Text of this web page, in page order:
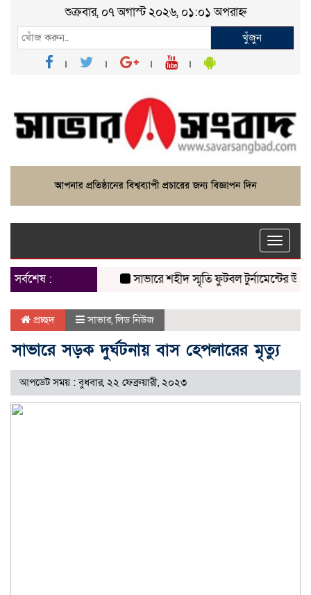
শুক্রবার, ০৭ অগাস্ট ২০২৬, ০১:০১ অপরাহ্ন
খুঁজুন
Toggle
সর্বশেষ :
সাভারে শহীদ স্মৃতি ফুটবল টুর্নামেন্টের উদ্বোধন
প্রচ্ছদ সাভার,লিড নিউজ
সাভারে সড়ক দুর্ঘটনায় বাস হেপলারের মৃত্যু
আপডেট সময় : বুধবার, ২২ ফেব্রুয়ারী, ২০২৩